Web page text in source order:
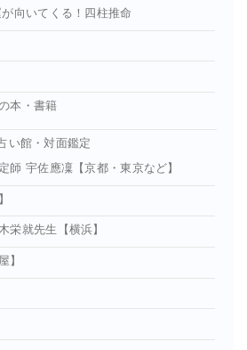
向いてくる！四柱推命
本・書籍
い館・対面鑑定
師 宇佐應凜【京都・東京など】
栄就先生【横浜】
】